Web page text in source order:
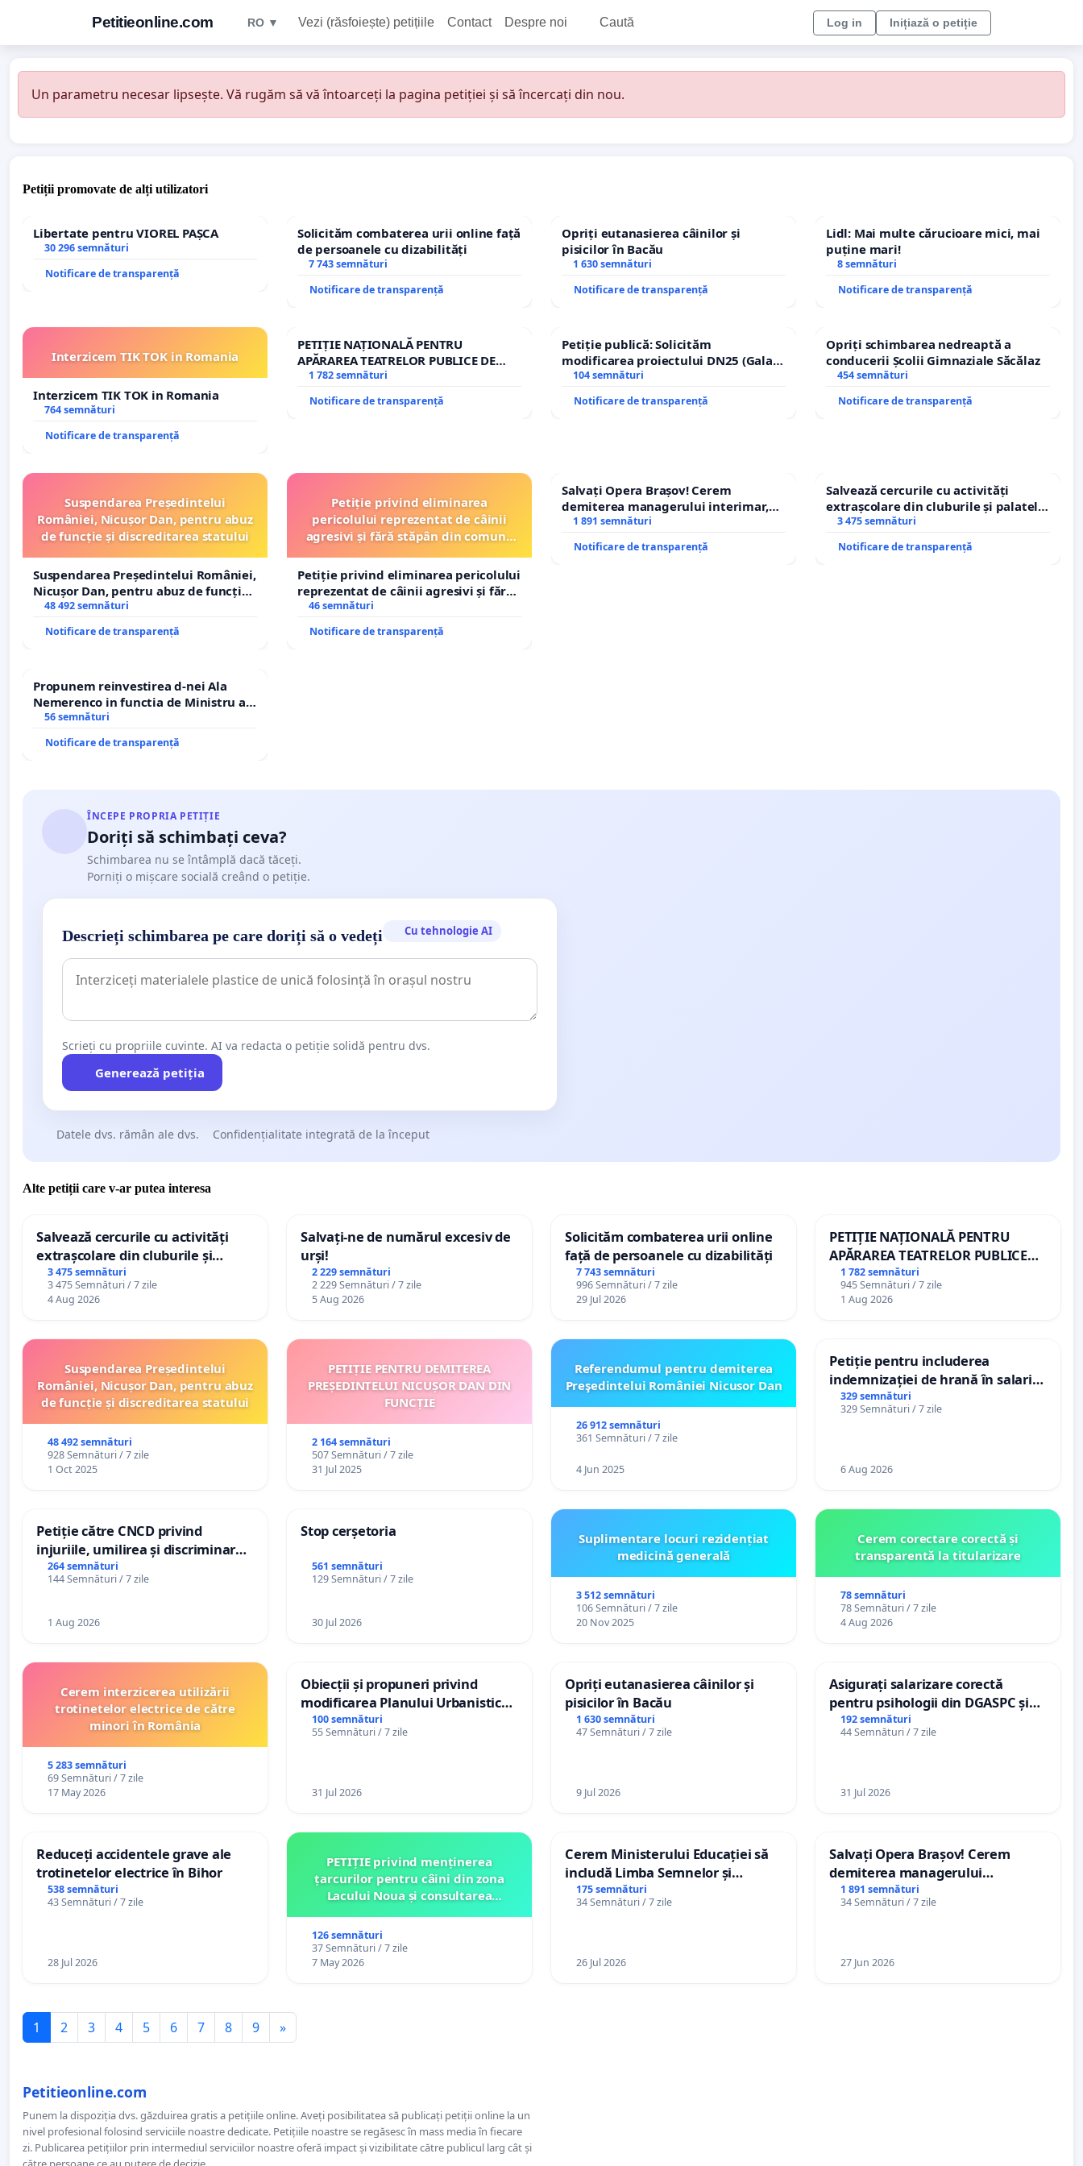
Petitieonline.com RO ▼ Vezi (răsfoiește) petițiile Contact Despre noi Caută Log in Inițiază o petiție
Un parametru necesar lipsește. Vă rugăm să vă întoarceți la pagina petiției și să încercați din nou.
Petiții promovate de alți utilizatori
Libertate pentru VIOREL PAȘCA
30 296 semnături
Notificare de transparență
Solicităm combaterea urii online față
de persoanele cu dizabilități
7 743 semnături
Notificare de transparență
Opriți eutanasierea câinilor și
pisicilor în Bacău
1 630 semnături
Notificare de transparență
Lidl: Mai multe cărucioare mici, mai
puține mari!
8 semnături
Notificare de transparență
Interzicem TIK TOK in Romania
Interzicem TIK TOK in Romania
764 semnături
Notificare de transparență
PETIȚIE NAȚIONALĂ PENTRU
APĂRAREA TEATRELOR PUBLICE DE
REPERTORIU DIN ROMÂNIA
1 782 semnături
Notificare de transparență
Petiție publică: Solicităm
modificarea proiectului DN25 (Galați
– Hanu Conachi) prin devierea
traseului în afara localităților!
104 semnături
Notificare de transparență
Opriți schimbarea nedreaptă a
conducerii Școlii Gimnaziale Săcălaz
454 semnături
Notificare de transparență
Suspendarea Președintelui
României, Nicușor Dan, pentru abuz
de funcție și discreditarea statului
Suspendarea Președintelui României,
Nicușor Dan, pentru abuz de funcție
și discreditarea statului
48 492 semnături
Notificare de transparență
Petiție privind eliminarea
pericolului reprezentat de câinii
agresivi și fără stăpân din comuna
Petiție privind eliminarea pericolului
reprezentat de câinii agresivi și fără
stăpân din comuna Tunari
46 semnături
Notificare de transparență
Salvați Opera Brașov! Cerem
demiterea managerului interimar,
Petrean Lucian-Marius!
1 891 semnături
Notificare de transparență
Salvează cercurile cu activități
extrașcolare din cluburile și palatele
copiilor
3 475 semnături
Notificare de transparență
Propunem reinvestirea d-nei Ala
Nemerenco in functia de Ministru al
Sanatatii
56 semnături
Notificare de transparență
ÎNCEPE PROPRIA PETIȚIE
Doriți să schimbați ceva?
Schimbarea nu se întâmplă dacă tăceți.
Porniți o mișcare socială creând o petiție.
Descrieți schimbarea pe care doriți să o vedeți Cu tehnologie AI
Scrieți cu propriile cuvinte. AI va redacta o petiție solidă pentru dvs.
Generează petiția
Datele dvs. rămân ale dvs. Confidențialitate integrată de la început
Alte petiții care v-ar putea interesa
Salvează cercurile cu activități
extrașcolare din cluburile și
palatele copiilor
3 475 semnături
3 475 Semnături / 7 zile
4 Aug 2026
Salvați-ne de numărul excesiv de
urși!
2 229 semnături
2 229 Semnături / 7 zile
5 Aug 2026
Solicităm combaterea urii online
față de persoanele cu dizabilități
7 743 semnături
996 Semnături / 7 zile
29 Jul 2026
PETIȚIE NAȚIONALĂ PENTRU
APĂRAREA TEATRELOR PUBLICE
DE REPERTORIU DIN ROMÂNIA
1 782 semnături
945 Semnături / 7 zile
1 Aug 2026
Suspendarea Președintelui
României, Nicușor Dan, pentru abuz
de funcție și discreditarea statului
48 492 semnături
928 Semnături / 7 zile
1 Oct 2025
PETIȚIE PENTRU DEMITEREA
PREȘEDINTELUI NICUȘOR DAN DIN
FUNCȚIE
2 164 semnături
507 Semnături / 7 zile
31 Jul 2025
Referendumul pentru demiterea
Preşedintelui României Nicusor Dan
26 912 semnături
361 Semnături / 7 zile
4 Jun 2025
Petiție pentru includerea
indemnizației de hrană în salariul
de bază și protejarea gradațiilor
de vechime pentru asistenții
329 semnături
329 Semnături / 7 zile
6 Aug 2026
Petiție către CNCD privind
injuriile, umilirea și discriminarea
persoanelor cu dizabilități de
către utilizatorul TikTok „Gorici”
264 semnături
144 Semnături / 7 zile
1 Aug 2026
Stop cerșetoria
561 semnături
129 Semnături / 7 zile
30 Jul 2026
Suplimentare locuri rezidențiat
medicină generală
3 512 semnături
106 Semnături / 7 zile
20 Nov 2025
Cerem corectare corectă și
transparentă la titularizare
78 semnături
78 Semnături / 7 zile
4 Aug 2026
Cerem interzicerea utilizării
trotinetelor electrice de către
minori în România
5 283 semnături
69 Semnături / 7 zile
17 May 2026
Obiecții și propuneri privind
modificarea Planului Urbanistic
General al orașului Ialoveni
100 semnături
55 Semnături / 7 zile
31 Jul 2026
Opriți eutanasierea câinilor și
pisicilor în Bacău
1 630 semnături
47 Semnături / 7 zile
9 Jul 2026
Asigurați salarizare corectă
pentru psihologii din DGASPC și
spitale
192 semnături
44 Semnături / 7 zile
31 Jul 2026
Reduceți accidentele grave ale
trotinetelor electrice în Bihor
538 semnături
43 Semnături / 7 zile
28 Jul 2026
PETIȚIE privind menținerea
țarcurilor pentru câini din zona
Lacului Noua și consultarea
126 semnături
37 Semnături / 7 zile
7 May 2026
Cerem Ministerului Educației să
includă Limba Semnelor și
alfabetul Braille în școlile din
Republica Moldova!
175 semnături
34 Semnături / 7 zile
26 Jul 2026
Salvați Opera Brașov! Cerem
demiterea managerului
interimar, Petrean Lucian-Marius!
1 891 semnături
34 Semnături / 7 zile
27 Jun 2026
1 2 3 4 5 6 7 8 9 »
Petitieonline.com
Punem la dispoziția dvs. găzduirea gratis a petițiile online. Aveți posibilitatea să publicați petiții online la un
nivel profesional folosind serviciile noastre dedicate. Petițiile noastre se regăsesc în mass media în fiecare
zi. Publicarea petițiilor prin intermediul serviciilor noastre oferă impact și vizibilitate către publicul larg cât și